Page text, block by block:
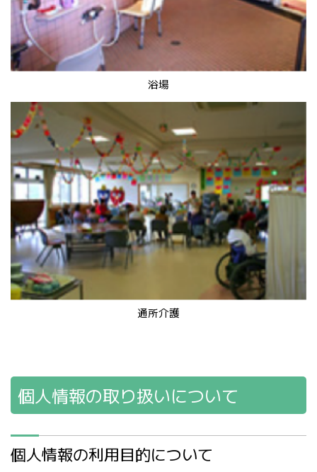
浴場
通所介護
個人情報の取り扱いについて
個人情報の利用目的について